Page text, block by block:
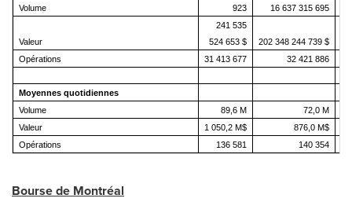
Volume
923
16 637 315 695
Valeur
241 535
524 653 $
202 348 244 739 $
Opérations
31 413 677 32 421 886
Moyennes quotidiennes
Volume
89,6 M
72,0 M
Valeur
1 050,2 M$
876,0 M$
Opérations
136 581 140 354
Bourse de Montréal